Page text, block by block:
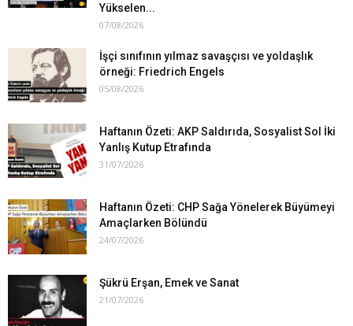
Yükselen...
07/08/2026
İşçi sınıfının yılmaz savaşçısı ve yoldaşlık
örneği: Friedrich Engels
05/08/2026
Haftanın Özeti: AKP Saldırıda, Sosyalist Sol İki
Yanlış Kutup Etrafında
31/07/2026
Haftanın Özeti: CHP Sağa Yönelerek Büyümeyi
Amaçlarken Bölündü
24/07/2026
Şükrü Erşan, Emek ve Sanat
21/07/2026